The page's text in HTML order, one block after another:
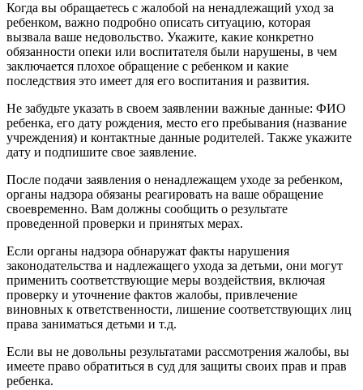
Когда вы обращаетесь с жалобой на ненадлежащий уход за
ребенком, важно подробно описать ситуацию, которая
вызвала ваше недовольство. Укажите, какие конкретно
обязанности опеки или воспитателя были нарушены, в чем
заключается плохое обращение с ребенком и какие
последствия это имеет для его воспитания и развития.
Не забудьте указать в своем заявлении важные данные: ФИО
ребенка, его дату рождения, место его пребывания (название
учреждения) и контактные данные родителей. Также укажите
дату и подпишите свое заявление.
После подачи заявления о ненадлежащем уходе за ребенком,
органы надзора обязаны реагировать на ваше обращение
своевременно. Вам должны сообщить о результате
проведенной проверки и принятых мерах.
Если органы надзора обнаружат факты нарушения
законодательства и надлежащего ухода за детьми, они могут
применить соответствующие меры воздействия, включая
проверку и уточнение фактов жалобы, привлечение
виновных к ответственности, лишение соответствующих лиц
права заниматься детьми и т.д.
Если вы не довольны результатами рассмотрения жалобы, вы
имеете право обратиться в суд для защиты своих прав и прав
ребенка.